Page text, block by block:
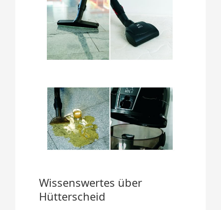
Wissenswertes über
Hütterscheid